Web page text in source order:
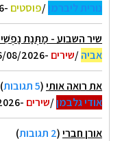
נורית ליברמן/פוסטים -06/08/2026 21:32
שיר השבוע - מַתְּנַת
אביה/שירים -06/08/2026 21:31
את רואה אותי(5 תגובות
)
אודי גלבמן/שירים -06/08/2026 21:01
אורן חברי(2 תגובות
)